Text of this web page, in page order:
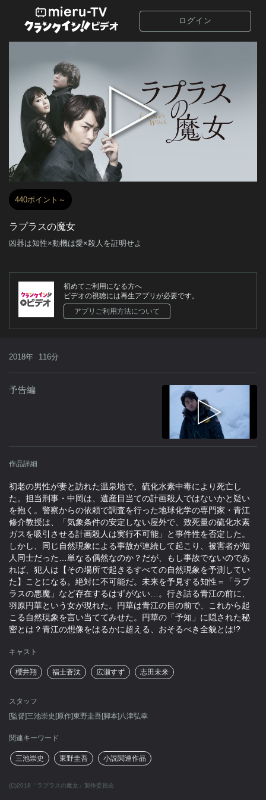
ログイン
440ポイント～
ラプラスの魔女
凶器は知性×動機は愛×殺人を証明せよ
初めてご利用になる方へ
ビデオの視聴には再生アプリが必要です。
アプリご利用方法について
2018年 116分
予告編
作品詳細
初老の男性が妻と訪れた温泉地で、硫化水素中毒により死亡し
た。担当刑事・中岡は、遺産目当ての計画殺人ではないかと疑い
を抱く。警察からの依頼で調査を行った地球化学の専門家・青江
修介教授は、「気象条件の安定しない屋外で、致死量の硫化水素
ガスを吸引させる計画殺人は実行不可能」と事件性を否定した。
しかし、同じ自然現象による事故が連続して起こり、被害者が知
人同士だった…単なる偶然なのか？だが、もし事故でないのであ
れば、犯人は【その場所で起きるすべての自然現象を予測してい
た】ことになる。絶対に不可能だ。未来を予見する知性＝「ラプ
ラスの悪魔」など存在するはずがない…。行き詰る青江の前に、
羽原円華という女が現れた。円華は青江の目の前で、これから起
こる自然現象を言い当ててみせた。円華の「予知」に隠された秘
密とは？青江の想像をはるかに超える、おそるべき全貌とは!?
キャスト
櫻井翔 福士蒼汰 広瀬すず 志田未来
スタッフ
[監督]三池崇史[原作]東野圭吾[脚本]八津弘幸
関連キーワード
三池崇史 東野圭吾 小説関連作品
(C)2018「ラプラスの魔女」製作委員会